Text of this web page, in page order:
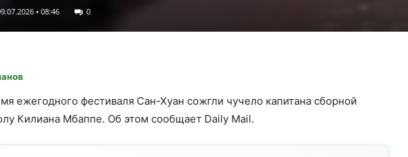
• 08:46 0
ежегодного фестиваля Сан-Хуан сожгли чучело капитана сборной
Килиана Мбаппе. Об этом сообщает Daily Mail.